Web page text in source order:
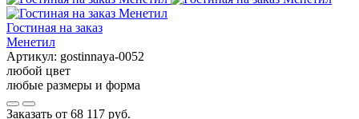
Гостиная на заказ
Менетил
Артикул: gostinnaya-0052
любой цвет
любые размеры и форма
Заказать от 68 117 руб.